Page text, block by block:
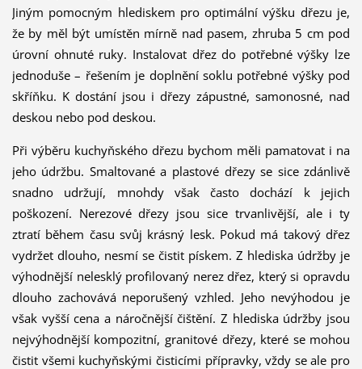
Jiným pomocným hlediskem pro optimální výšku dřezu je,
že by měl být umístěn mírně nad pasem, zhruba 5 cm pod
úrovní ohnuté ruky. Instalovat dřez do potřebné výšky lze
jednoduše – řešením je doplnění soklu potřebné výšky pod
skříňku. K dostání jsou i dřezy zápustné, samonosné, nad
deskou nebo pod deskou.
Při výběru kuchyňského dřezu bychom měli pamatovat i na
jeho údržbu. Smaltované a plastové dřezy se sice zdánlivě
snadno udržují, mnohdy však často dochází k jejich
poškození. Nerezové dřezy jsou sice trvanlivější, ale i ty
ztratí během času svůj krásný lesk. Pokud má takový dřez
vydržet dlouho, nesmí se čistit pískem. Z hlediska údržby je
výhodnější nelesklý profilovaný nerez dřez, který si opravdu
dlouho zachovává neporušený vzhled. Jeho nevýhodou je
však vyšší cena a náročnější čištění. Z hlediska údržby jsou
nejvýhodnější kompozitní, granitové dřezy, které se mohou
čistit všemi kuchyňskými čisticími přípravky, vždy se ale pro